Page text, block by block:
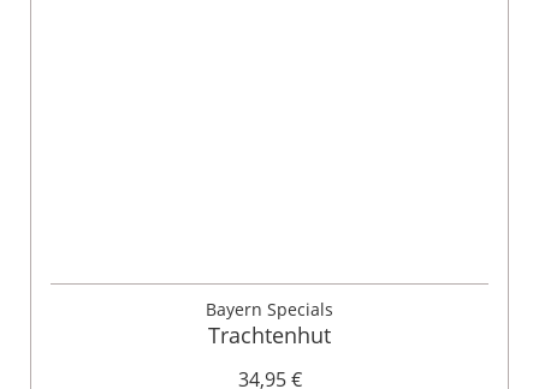
Bayern Specials
Trachtenhut
34,95 €